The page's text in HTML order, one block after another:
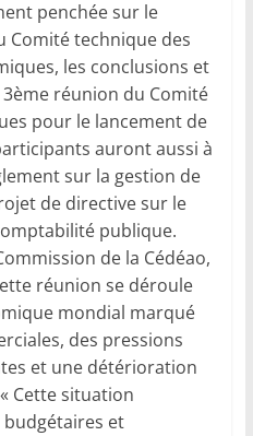
penchée sur le
technique des
les conclusions et
réunion du Comité
pour le lancement de
auront aussi à
sur la gestion de
de directive sur le
publique.
de la Cédéao,
réunion se déroule
mondial marqué
des pressions
et une détérioration
Cette situation
et